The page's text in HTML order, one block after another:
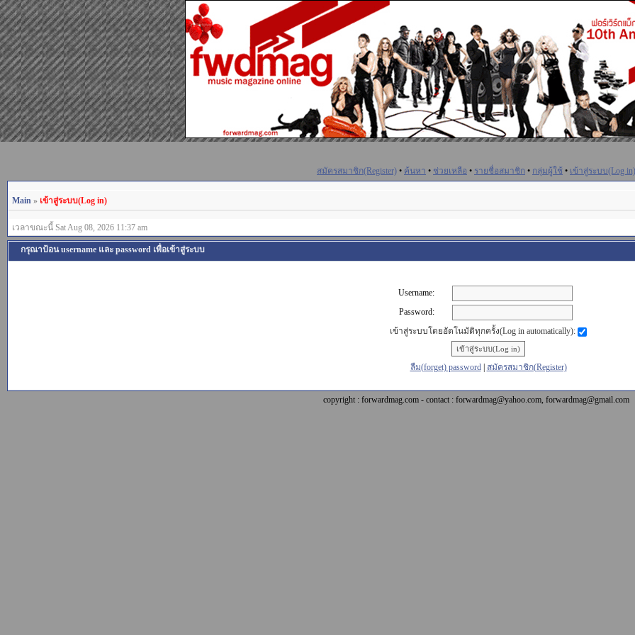
สมัครสมาชิก(Register) • ค้นหา • ช่วยเหลือ • รายชื่อสมาชิก • กลุ่มผู้ใช้ • เข้าสู่ระบบ(Log in)
Main » เข้าสู่ระบบ(Log in)
เวลาขณะนี้ Sat Aug 08, 2026 11:37 am
กรุณาป้อน username และ password เพื่อเข้าสู่ระบบ
Username:
Password:
เข้าสู่ระบบโดยอัตโนมัติทุกครั้ง(Log in automatically):
ลืม(forget) password| สมัครสมาชิก(Register)
copyright : forwardmag.com - contact : forwardmag@yahoo.com, forwardmag@gmail.com